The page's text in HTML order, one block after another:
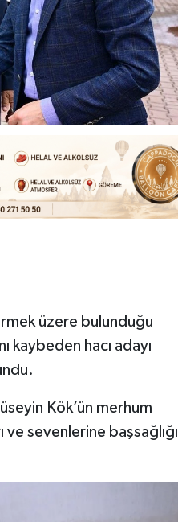
üzere bulunduğu
kaybeden hacı adayı
Kök’ün merhum
ve sevenlerine başsağlığı